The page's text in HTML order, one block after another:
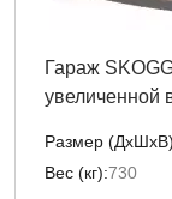
Гараж
увеличенной
Размер
Вес (кг):730